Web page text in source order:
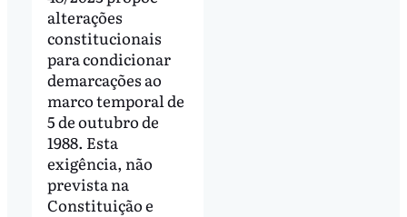
alterações
constitucionais
para condicionar
demarcações ao
marco temporal de
5 de outubro de
1988. Esta
exigência, não
prevista na
Constituição e